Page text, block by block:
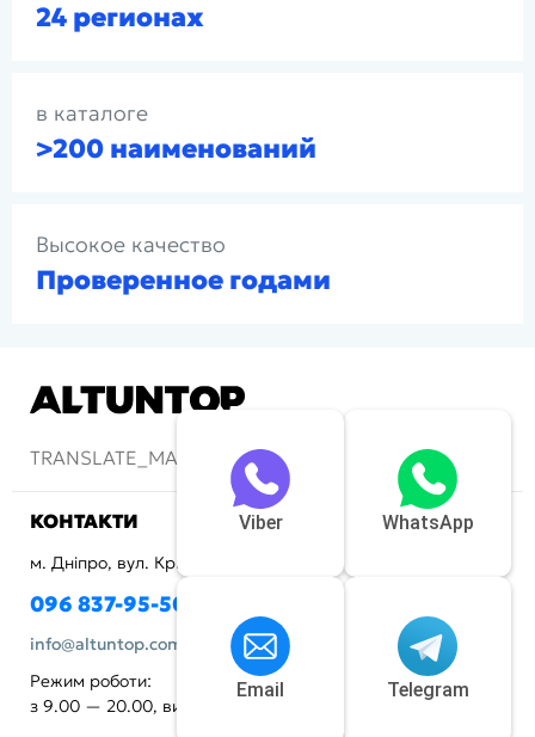
24 регионах
в каталоге
>200 наименований
Высокое качество
Проверенное годами
TRANSLATE_MAIN-LOGOFOOTERMOTTO
КОНТАКТИ
м. Дніпро, вул. Криворізька, 72
096 837-95-50
info@altuntop.com.ua
Режим роботи:
з 9.00 — 20.00, вихідний - неділя
WhatsApp
Viber
Telegram
Email